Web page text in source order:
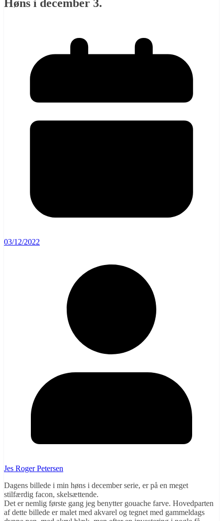
Høns i december 3.
03/12/2022
Jes Roger Petersen
Dagens billede i min høns i december serie, er på en meget
stilfærdig facon, skelsættende.
Det er nemlig første gang jeg benytter gouache farve. Hovedparten
af dette billede er malet med akvarel og tegnet med gammeldags